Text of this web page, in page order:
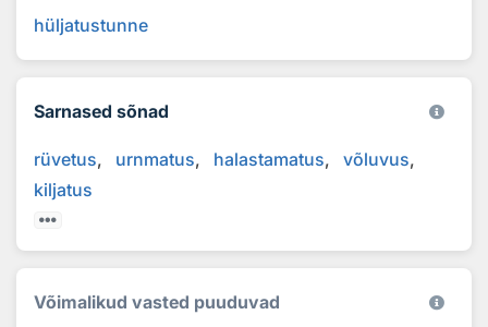
hüljatustunne
Sarnased sõnad
rüvetus urnmatus halastamatus
võluvus
kiljatus
Võimalikud vasted puuduvad